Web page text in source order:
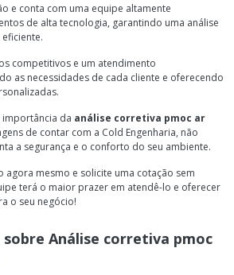
e conta com uma equipe altamente
de alta tecnologia, garantindo uma análise
competitivos e um atendimento
as necessidades de cada cliente e oferecendo
importância da análise corretiva pmoc ar
de contar com a Cold Engenharia, não
a segurança e o conforto do seu ambiente.
agora mesmo e solicite uma cotação sem
terá o maior prazer em atendê-lo e oferecer
o seu negócio!
sobre Análise corretiva pmoc